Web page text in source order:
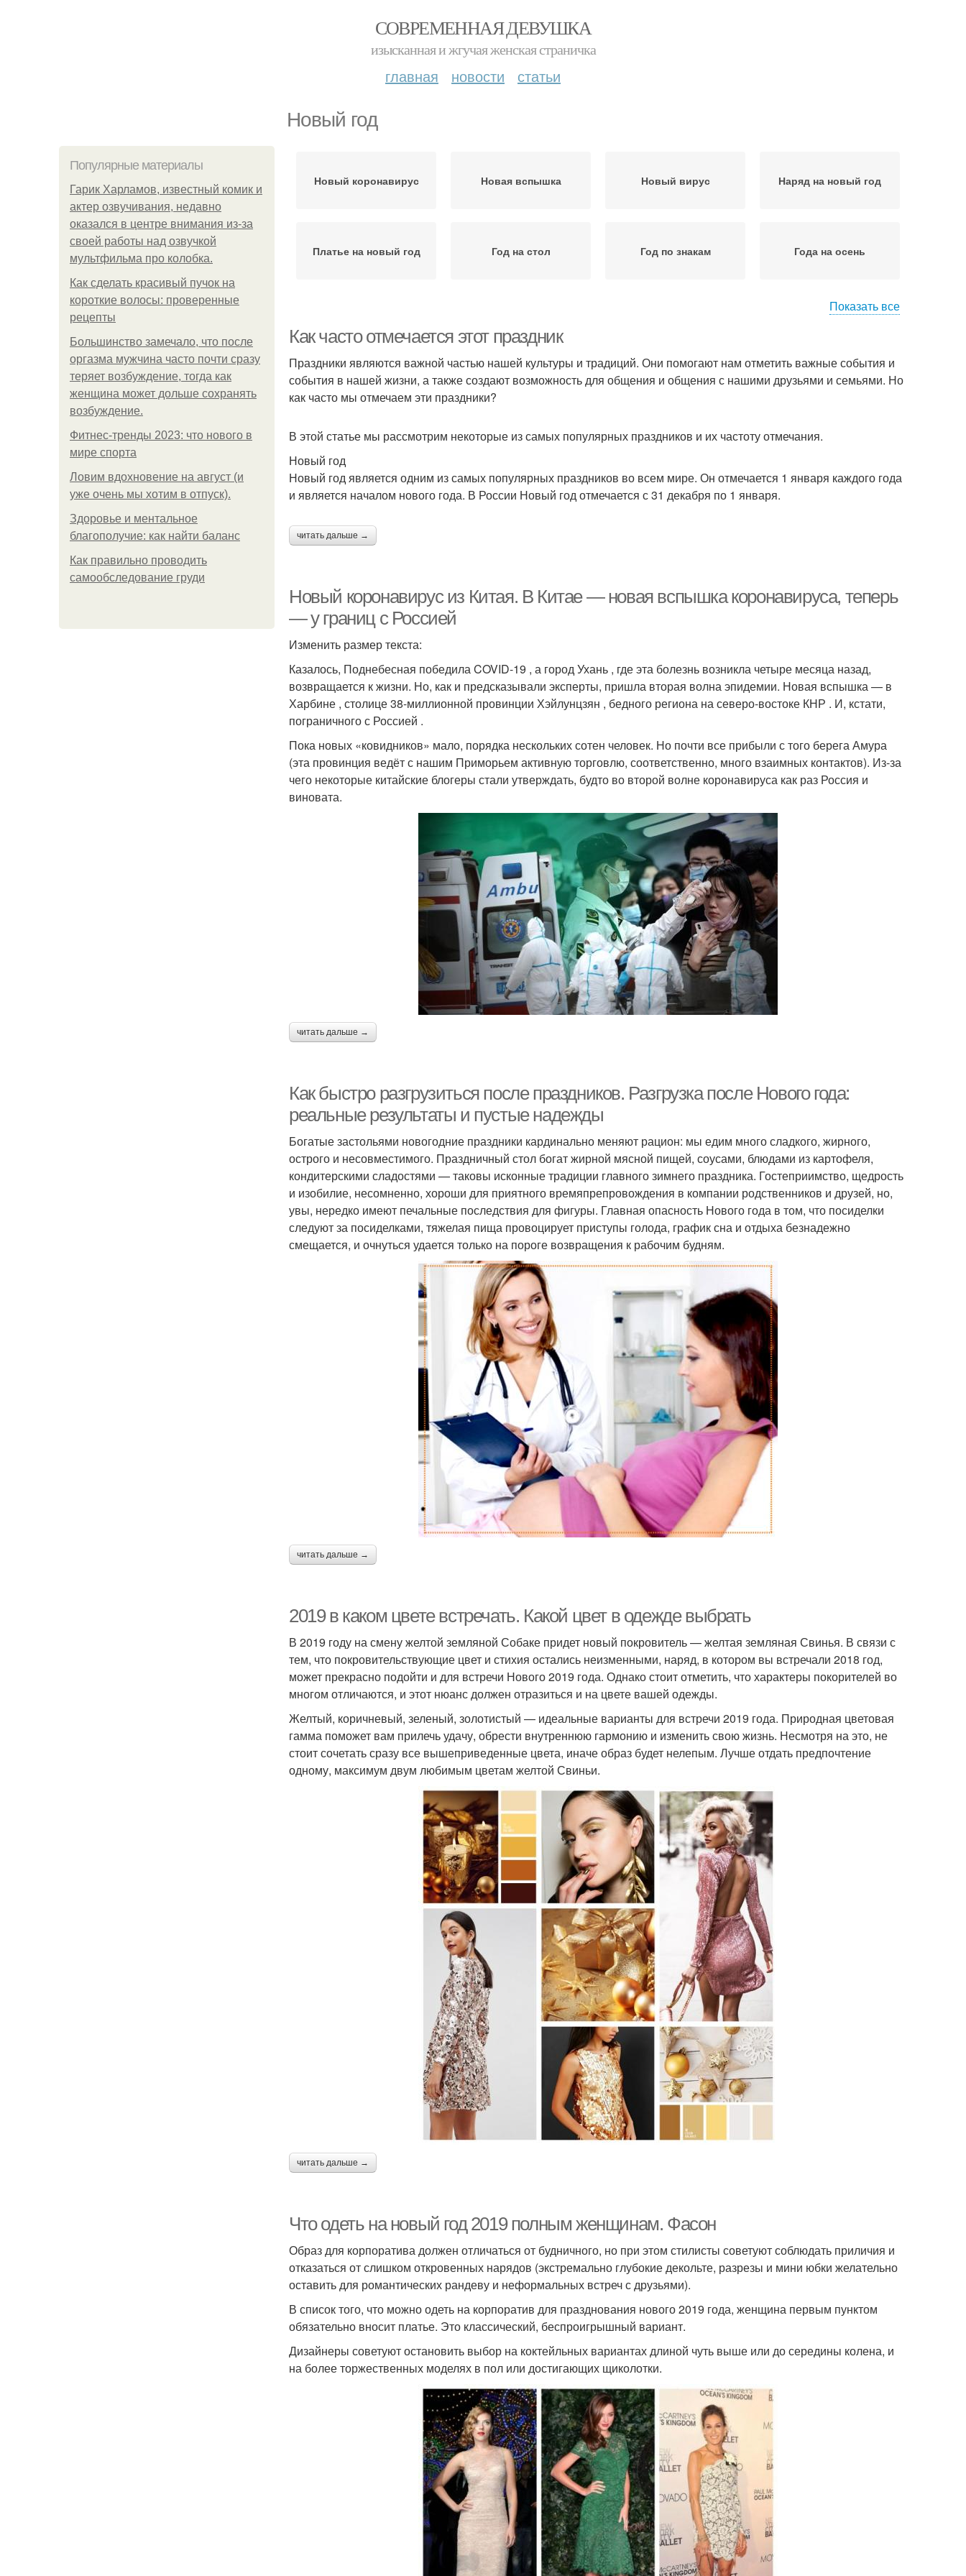
СОВРЕМЕННАЯ ДЕВУШКА
изысканная и жгучая женская страничка
главная новости статьи
Новый год
Популярные материалы
Гарик Харламов, известный комик и
актер озвучивания, недавно
оказался в центре внимания из-за
своей работы над озвучкой
мультфильма про колобка.
Как сделать красивый пучок на
короткие волосы: проверенные
рецепты
Большинство замечало, что после
оргазма мужчина часто почти сразу
теряет возбуждение, тогда как
женщина может дольше сохранять
возбуждение.
Фитнес-тренды 2023: что нового в
мире спорта
Ловим вдохновение на август (и
уже очень мы хотим в отпуск).
Здоровье и ментальное
благополучие: как найти баланс
Как правильно проводить
самообследование груди
Новый коронавирус Новая вспышка Новый вирус Наряд на новый год
Платье на новый год Год на стол Год по знакам Года на осень
Костюмы на новый год
Показать все
Как часто отмечается этот праздник
Праздники являются важной частью нашей культуры и традиций. Они помогают нам отметить важные события и
события в нашей жизни, а также создают возможность для общения и общения с нашими друзьями и семьями. Но
как часто мы отмечаем эти праздники?
В этой статье мы рассмотрим некоторые из самых популярных праздников и их частоту отмечания.
Новый год
Новый год является одним из самых популярных праздников во всем мире. Он отмечается 1 января каждого года
и является началом нового года. В России Новый год отмечается с 31 декабря по 1 января.
читать дальше →
Новый коронавирус из Китая. В Китае — новая вспышка коронавируса, теперь
— у границ с Россией
Изменить размер текста:
Казалось, Поднебесная победила COVID-19 , а город Ухань , где эта болезнь возникла четыре месяца назад,
возвращается к жизни. Но, как и предсказывали эксперты, пришла вторая волна эпидемии. Новая вспышка — в
Харбине , столице 38-миллионной провинции Хэйлунцзян , бедного региона на северо-востоке КНР . И, кстати,
пограничного с Россией .
Пока новых «ковидников» мало, порядка нескольких сотен человек. Но почти все прибыли с того берега Амура
(эта провинция ведёт с нашим Приморьем активную торговлю, соответственно, много взаимных контактов). Из-за
чего некоторые китайские блогеры стали утверждать, будто во второй волне коронавируса как раз Россия и
виновата.
читать дальше →
Как быстро разгрузиться после праздников. Разгрузка после Нового года:
реальные результаты и пустые надежды
Богатые застольями новогодние праздники кардинально меняют рацион: мы едим много сладкого, жирного,
острого и несовместимого. Праздничный стол богат жирной мясной пищей, соусами, блюдами из картофеля,
кондитерскими сладостями — таковы исконные традиции главного зимнего праздника. Гостеприимство, щедрость
и изобилие, несомненно, хороши для приятного времяпрепровождения в компании родственников и друзей, но,
увы, нередко имеют печальные последствия для фигуры. Главная опасность Нового года в том, что посиделки
следуют за посиделками, тяжелая пища провоцирует приступы голода, график сна и отдыха безнадежно
смещается, и очнуться удается только на пороге возвращения к рабочим будням.
читать дальше →
2019 в каком цвете встречать. Какой цвет в одежде выбрать
В 2019 году на смену желтой земляной Собаке придет новый покровитель — желтая земляная Свинья. В связи с
тем, что покровительствующие цвет и стихия остались неизменными, наряд, в котором вы встречали 2018 год,
может прекрасно подойти и для встречи Нового 2019 года. Однако стоит отметить, что характеры покорителей во
многом отличаются, и этот нюанс должен отразиться и на цвете вашей одежды.
Желтый, коричневый, зеленый, золотистый — идеальные варианты для встречи 2019 года. Природная цветовая
гамма поможет вам прилечь удачу, обрести внутреннюю гармонию и изменить свою жизнь. Несмотря на это, не
стоит сочетать сразу все вышеприведенные цвета, иначе образ будет нелепым. Лучше отдать предпочтение
одному, максимум двум любимым цветам желтой Свиньи.
читать дальше →
Что одеть на новый год 2019 полным женщинам. Фасон
Образ для корпоратива должен отличаться от будничного, но при этом стилисты советуют соблюдать приличия и
отказаться от слишком откровенных нарядов (экстремально глубокие декольте, разрезы и мини юбки желательно
оставить для романтических рандеву и неформальных встреч с друзьями).
В список того, что можно одеть на корпоратив для празднования нового 2019 года, женщина первым пунктом
обязательно вносит платье. Это классический, беспроигрышный вариант.
Дизайнеры советуют остановить выбор на коктейльных вариантах длиной чуть выше или до середины колена, и
на более торжественных моделях в пол или достигающих щиколотки.